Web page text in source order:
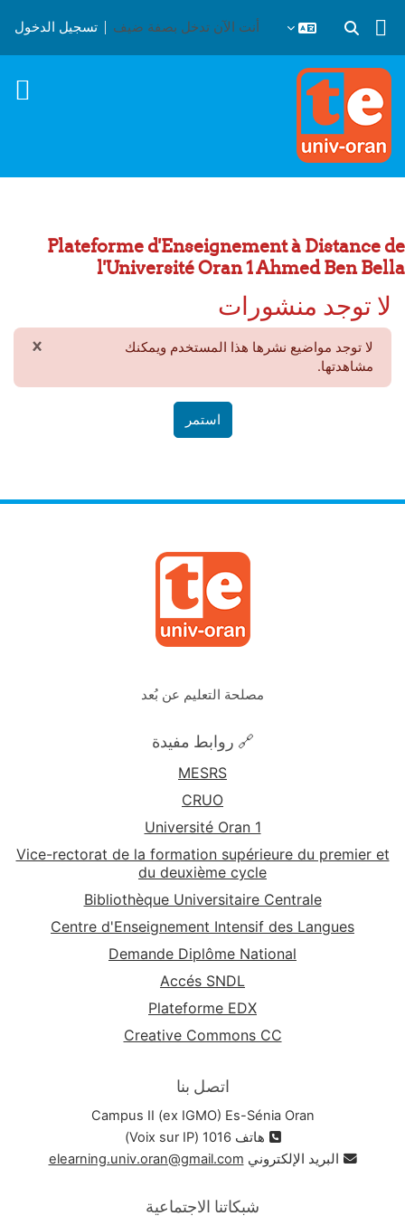
تبديل إدخال البحث
أنت الآن تدخل بصفة ضيف تسجيل الدخول
Plateforme d'Enseignement à Distance de
l'Université Oran 1 Ahmed Ben Bella
لا توجد منشورات
لا توجد مواضيع نشرها هذا المستخدم ويمكنك
مشاهدتها.
×
استمر
مصلحة التعليم عن بُعد
🔗 روابط مفيدة
MESRS
CRUO
Université Oran 1
Vice-rectorat de la formation supérieure du premier et
du deuxième cycle
Bibliothèque Universitaire Centrale
Centre d'Enseignement Intensif des Langues
Demande Diplôme National
Accés SNDL
Plateforme EDX
Creative Commons CC
اتصل بنا
Campus II (ex IGMO) Es-Sénia Oran
هاتف 1016 (Voix sur IP)
البريد الإلكتروني elearning.univ.oran@gmail.com
شبكاتنا الاجتماعية